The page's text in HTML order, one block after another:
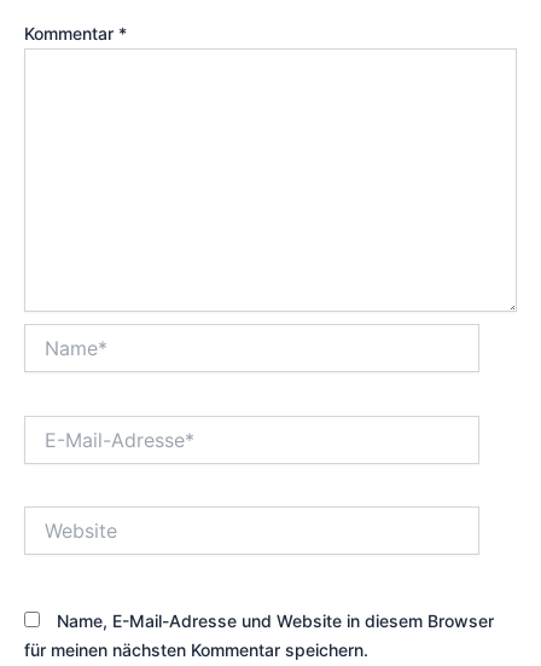
Kommentar *
Mail-
Name, E-Mail-Adresse und Website in diesem Browser
für meinen nächsten Kommentar speichern.